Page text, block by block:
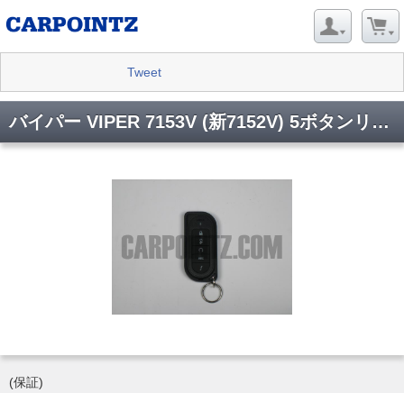
Tweet
バイパー VIPER 7153V (新7152V) 5ボタンリモコン(VIPER 7153V)
(保証)